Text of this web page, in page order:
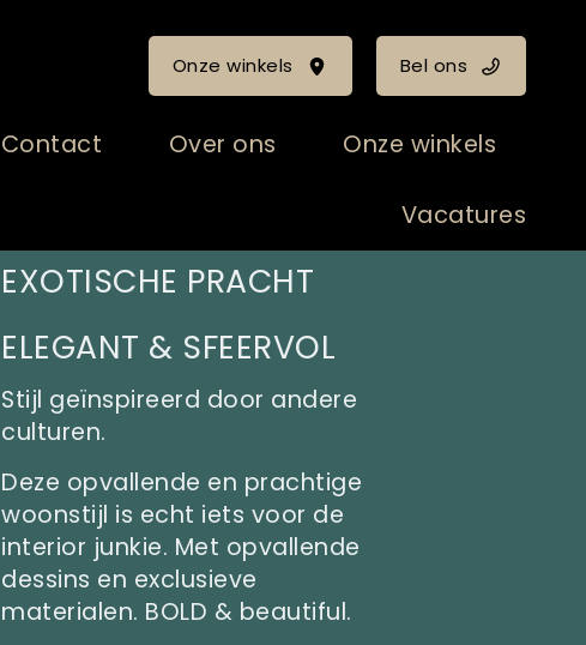
Onze winkels Bel ons
Contact Over ons Onze winkels
Vacatures
EXOTISCHE PRACHT
ELEGANT & SFEERVOL
Stijl geïnspireerd door andere
culturen.
Deze opvallende en prachtige
woonstijl is echt iets voor de
interior junkie. Met opvallende
dessins en exclusieve
materialen. BOLD & beautiful.